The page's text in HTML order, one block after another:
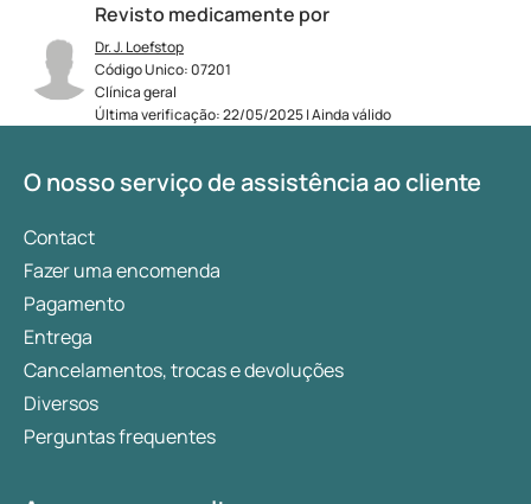
Revisto medicamente por
Dr. J. Loefstop
Código Unico: 07201
Clínica geral
Última verificação: 22/05/2025 | Ainda válido
O nosso serviço de assistência ao cliente
Contact
Fazer uma encomenda
Pagamento
Entrega
Cancelamentos, trocas e devoluções
Diversos
Perguntas frequentes